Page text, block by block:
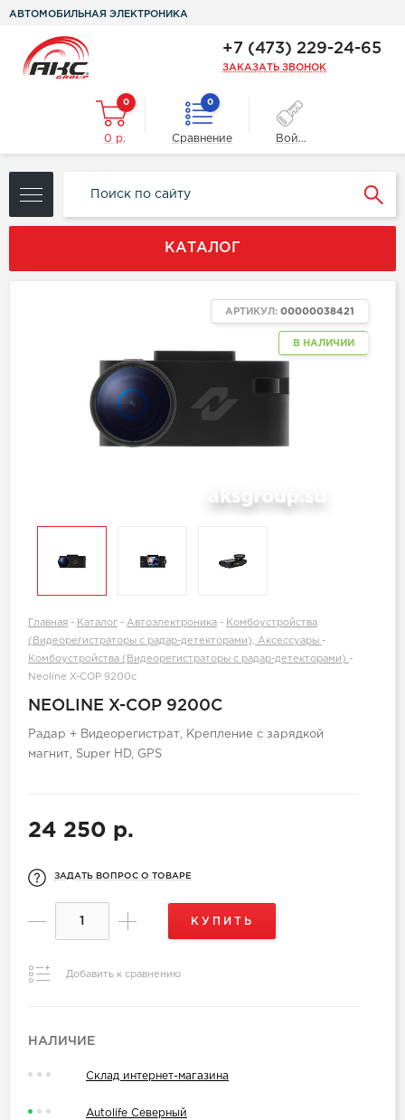
АВТОМОБИЛЬНАЯ ЭЛЕКТРОНИКА
+7 (473) 229-24-65
ЗАКАЗАТЬ ЗВОНОК
0
0 р.
0
Сравнение Войти
КАТАЛОГ
В НАЛИЧИИ
АРТИКУЛ: 00000038421
Главная - Каталог - Автоэлектроника - Комбоустройства
(Видеорегистраторы с радар-детекторами), Аксессуары -
Комбоустройства (Видеорегистраторы с радар-детекторами) -
Neoline X-COP 9200c
NEOLINE X-COP 9200C
Радар + Видеорегистрат, Крепление с зарядкой
магнит, Super HD, GPS
24 250 р.
ЗАДАТЬ ВОПРОС О ТОВАРЕ
КУПИТЬ
Добавить к сравнению
НАЛИЧИЕ
Склад интернет-магазина
Autolife Северный